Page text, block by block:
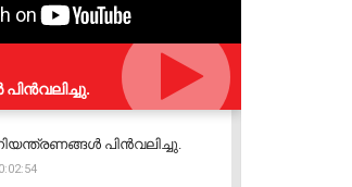
പിന്‍വലിച്ചു.